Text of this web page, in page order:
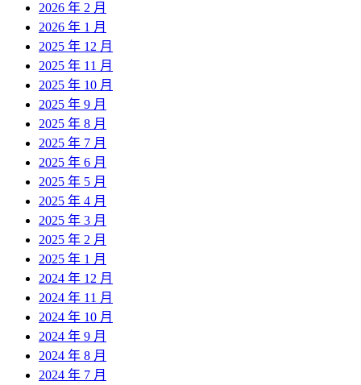
2026 年 2 月
2026 年 1 月
2025 年 12 月
2025 年 11 月
2025 年 10 月
2025 年 9 月
2025 年 8 月
2025 年 7 月
2025 年 6 月
2025 年 5 月
2025 年 4 月
2025 年 3 月
2025 年 2 月
2025 年 1 月
2024 年 12 月
2024 年 11 月
2024 年 10 月
2024 年 9 月
2024 年 8 月
2024 年 7 月